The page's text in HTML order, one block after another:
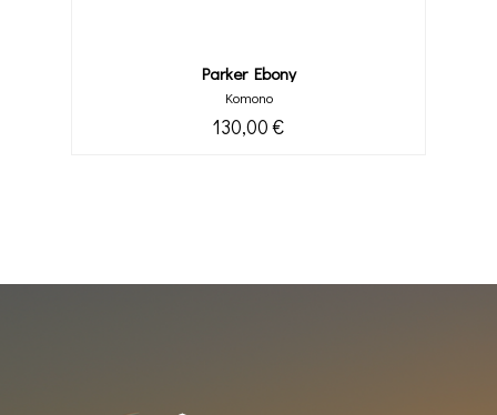
Parker Ebony
Komono
130,00 €